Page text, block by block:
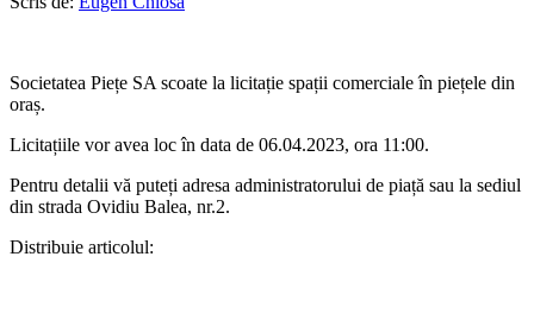
Societatea Piețe SA scoate la licitație spații comerciale în piețele din
oraș.
Licitațiile vor avea loc în data de 06.04.2023, ora 11:00.
Pentru detalii vă puteți adresa administratorului de piață sau la sediul
din strada Ovidiu Balea, nr.2.
Distribuie articolul: